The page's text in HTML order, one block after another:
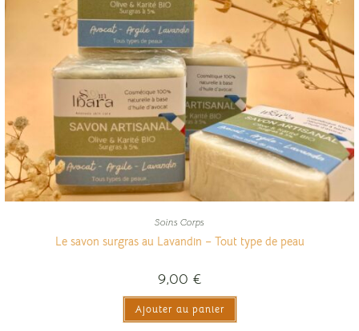
Soins Corps
Le savon surgras au Lavandin – Tout type de peau
9,00 €
Ajouter au panier